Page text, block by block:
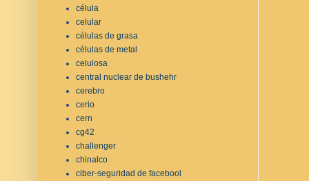
célula
celular
células de grasa
células de metal
celulosa
central nuclear de bushehr
cerebro
cerio
cern
cg42
challenger
chinalco
ciber-seguridad de facebool